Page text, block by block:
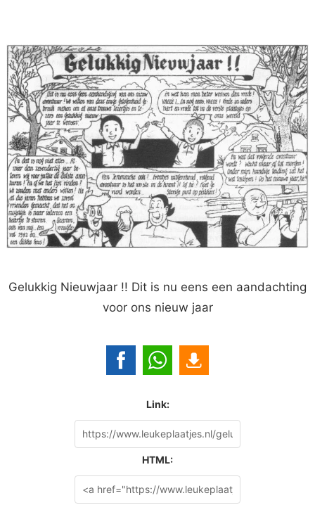
Gelukkig Nieuwjaar !! Dit is nu eens een aandachting
voor ons nieuw jaar
Link:
HTML: